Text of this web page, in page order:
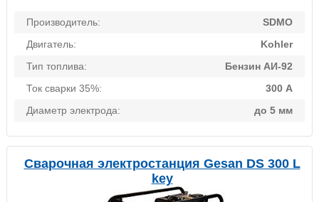
Производитель:
SDMO
Двигатель:
Kohler
Тип топлива:
Бензин АИ-92
Ток сварки 35%:
300 А
Диаметр электрода:
до 5 мм
Сварочная электростанция Gesan DS 300 L
key